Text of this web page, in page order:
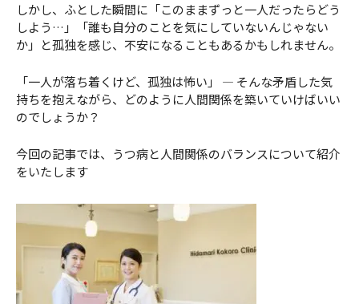
しかし、ふとした瞬間に「このままずっと一人だったらどう
しよう…」「誰も自分のことを気にしていないんじゃない
か」と孤独を感じ、不安になることもあるかもしれません。
「一人が落ち着くけど、孤独は怖い」 ― そんな矛盾した気
持ちを抱えながら、どのように人間関係を築いていけばいい
のでしょうか？
今回の記事では、うつ病と人間関係のバランスについて紹介
をいたします